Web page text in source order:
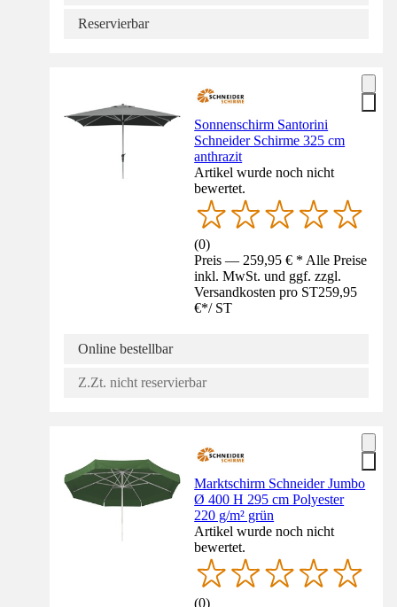
Reservierbar
Sonnenschirm Santorini
Schneider Schirme 325 cm
anthrazit
Artikel wurde noch nicht
bewertet.
(0)
Preis — 259,95 € * Alle Preise
inkl. MwSt. und ggf. zzgl.
Versandkosten pro ST259,95
€*/ ST
Online bestellbar
Z.Zt. nicht reservierbar
Marktschirm Schneider Jumbo
Ø 400 H 295 cm Polyester
220 g/m² grün
Artikel wurde noch nicht
bewertet.
(0)